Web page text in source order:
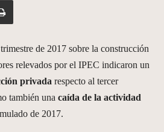
de 2017 sobre la construcción
relevados por el IPEC indicaron un
privada respecto al tercer
también una caída de la actividad
de 2017.